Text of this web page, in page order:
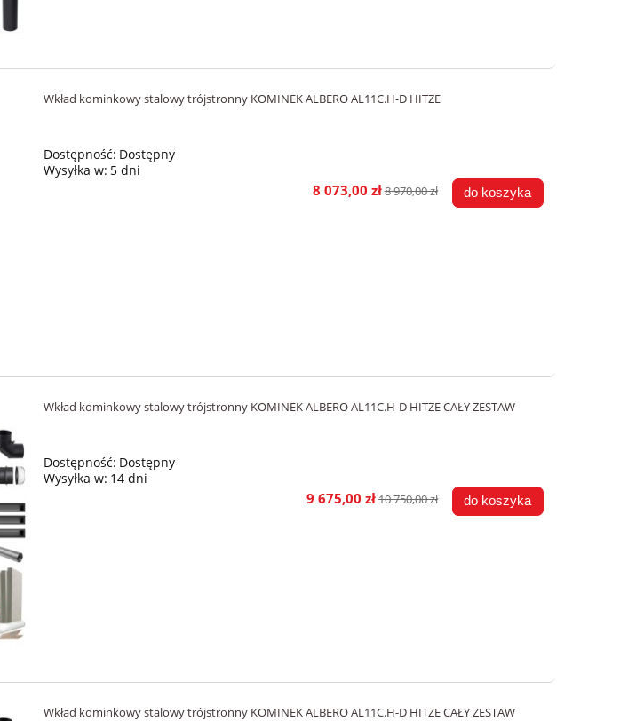
Wkład kominkowy stalowy trójstronny KOMINEK ALBERO AL11C.H-D HITZE
Dostępność: Dostępny
Wysyłka w: 5 dni
8 073,00 zł8 970,00 zł do koszyka
Wkład kominkowy stalowy trójstronny KOMINEK ALBERO AL11C.H-D HITZE CAŁY ZESTAW
Dostępność: Dostępny
Wysyłka w: 14 dni
9 675,00 zł10 750,00 zł do koszyka
Wkład kominkowy stalowy trójstronny KOMINEK ALBERO AL11C.H-D HITZE CAŁY ZESTAW